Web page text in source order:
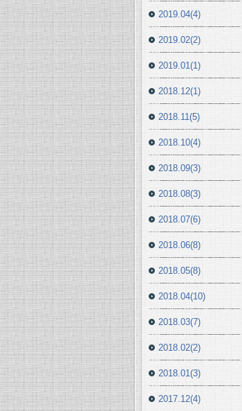
2019.04(4)
2019.02(2)
2019.01(1)
2018.12(1)
2018.11(5)
2018.10(4)
2018.09(3)
2018.08(3)
2018.07(6)
2018.06(8)
2018.05(8)
2018.04(10)
2018.03(7)
2018.02(2)
2018.01(3)
2017.12(4)